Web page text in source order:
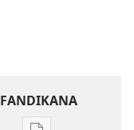
FANDIKANA